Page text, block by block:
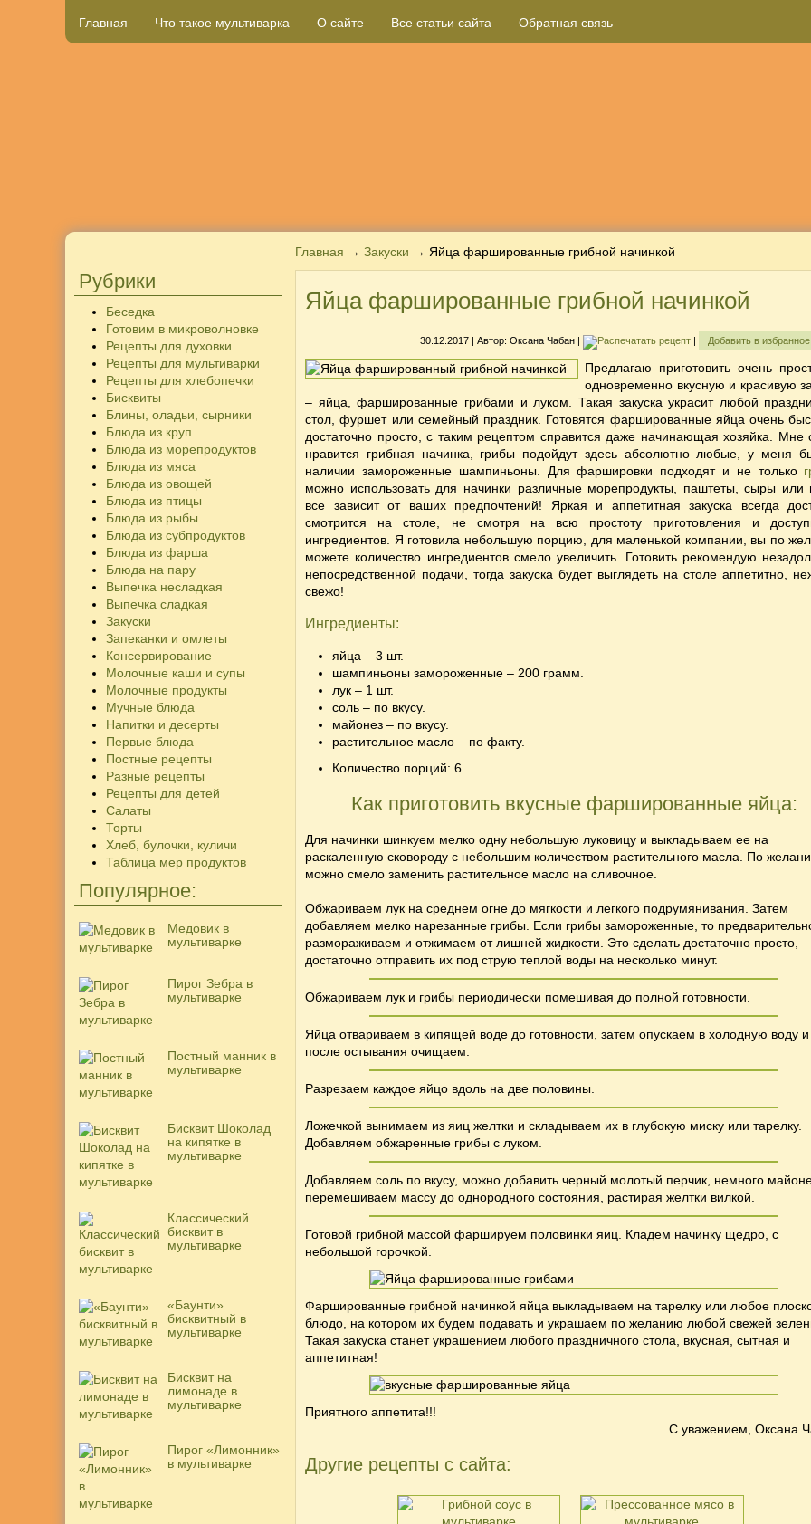
Главная Что такое мультиварка О сайте Все статьи сайта Обратная связь
Рубрики
Беседка
Готовим в микроволновке
Рецепты для духовки
Рецепты для мультиварки
Рецепты для хлебопечки
Бисквиты
Блины, оладьи, сырники
Блюда из круп
Блюда из морепродуктов
Блюда из мяса
Блюда из овощей
Блюда из птицы
Блюда из рыбы
Блюда из субпродуктов
Блюда из фарша
Блюда на пару
Выпечка несладкая
Выпечка сладкая
Закуски
Запеканки и омлеты
Консервирование
Молочные каши и супы
Молочные продукты
Мучные блюда
Напитки и десерты
Первые блюда
Постные рецепты
Разные рецепты
Рецепты для детей
Салаты
Торты
Хлеб, булочки, куличи
Таблица мер продуктов
Популярное:
Медовик в
мультиварке
Пирог Зебра в
мультиварке
Постный манник в
мультиварке
Бисквит Шоколад
на кипятке в
мультиварке
Классический
бисквит в
мультиварке
«Баунти»
бисквитный в
мультиварке
Бисквит на
лимонаде в
мультиварке
Пирог «Лимонник»
в мультиварке
Главная →Закуски → Яйца фаршированные грибной начинкой
Яйца фаршированные грибной начинкой
30.12.2017 | Автор:Оксана Чабан | | Добавить в
Предлагаю приготовить очень
одновременно вкусную и красивую
– яйца, фаршированные грибами и луком. Такая закуска украсит любой
стол, фуршет или семейный праздник. Готовятся фаршированные яйца очень
достаточно просто, с таким рецептом справится даже начинающая хозяйка. Мне
нравится грибная начинка , грибы подойдут здесь абсолютно любые, у меня
наличии замороженные шампиньоны. Для фаршировки подходят и не только
можно использовать для начинки различные морепродукты, паштеты, сыры или
все зависит от ваших предпочтений! Яркая и аппетитная закуска всегда
смотрится на столе, не смотря на всю простоту приготовления и
ингредиентов. Я готовила небольшую порцию, для маленькой компании, вы по
можете количество ингредиентов смело увеличить. Готовить рекомендую
непосредственной подачи, тогда закуска будет выглядеть на столе аппетитно,
свежо!
Ингредиенты:
яйца – 3 шт.
шампиньоны замороженные – 200 грамм.
лук – 1 шт.
соль – по вкусу.
майонез – по вкусу.
растительное масло – по факту.
Количество порций: 6
Как приготовить вкусные фаршированные яйца:
Для начинки шинкуем мелко одну небольшую луковицу и выкладываем ее на
раскаленную сковороду с небольшим количеством растительного масла. По
можно смело заменить растительное масло на сливочное.
Обжариваем лук на среднем огне до мягкости и легкого подрумянивания. Затем
добавляем мелко нарезанные грибы. Если грибы замороженные, то
размораживаем и отжимаем от лишней жидкости. Это сделать достаточно просто,
достаточно отправить их под струю теплой воды на несколько минут.
Обжариваем лук и грибы периодически помешивая до полной готовности.
Яйца отвариваем в кипящей воде до готовности, затем опускаем в холодную воду и
после остывания очищаем.
Разрезаем каждое яйцо вдоль на две половины.
Ложечкой вынимаем из яиц желтки и складываем их в глубокую миску или тарелку.
Добавляем обжаренные грибы с луком.
Добавляем соль по вкусу, можно добавить черный молотый перчик, немного
перемешиваем массу до однородного состояния, растирая желтки вилкой.
Готовой грибной массой фаршируем половинки яиц. Кладем начинку щедро, с
небольшой горочкой.
Фаршированные грибной начинкой яйца выкладываем на тарелку или любое
блюдо, на котором их будем подавать и украшаем по желанию любой свежей
Такая закуска станет украшением любого праздничного стола, вкусная, сытная и
аппетитная!
Приятного аппетита!!!
С уважением, Оксана
Другие рецепты с сайта: